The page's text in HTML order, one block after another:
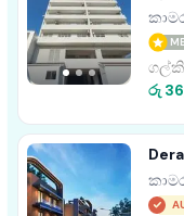
රු